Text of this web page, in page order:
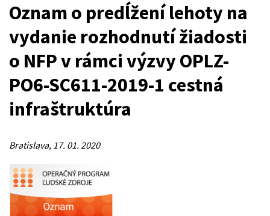
Oznam o predĺžení lehoty na
vydanie rozhodnutí žiadosti
o NFP v rámci výzvy OPLZ-
PO6-SC611-2019-1 cestná
infraštruktúra
Bratislava, 17. 01. 2020